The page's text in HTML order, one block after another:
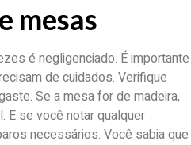
mesas
é negligenciado. É importante
de cuidados. Verifique
Se a mesa for de madeira,
E se você notar qualquer
necessários. Você sabia que